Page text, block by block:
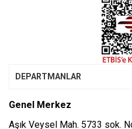
DEPARTMANLAR
Genel Merkez
Aşık Veysel Mah. 5733 sok.